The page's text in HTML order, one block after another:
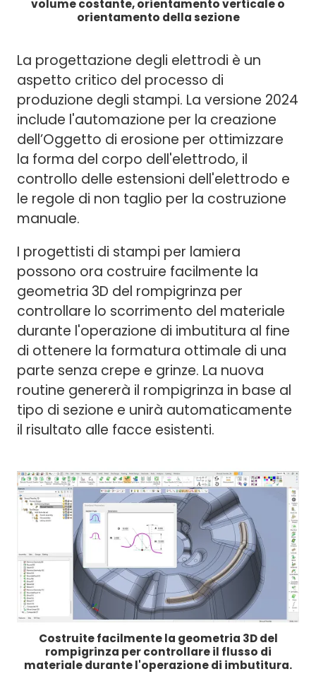
volume costante, orientamento verticale o
orientamento della sezione
La progettazione degli elettrodi è un
aspetto critico del processo di
produzione degli stampi. La versione 2024
include l'automazione per la creazione
dell’Oggetto di erosione per ottimizzare
la forma del corpo dell'elettrodo, il
controllo delle estensioni dell'elettrodo e
le regole di non taglio per la costruzione
manuale.
I progettisti di stampi per lamiera
possono ora costruire facilmente la
geometria 3D del rompigrinza per
controllare lo scorrimento del materiale
durante l'operazione di imbutitura al fine
di ottenere la formatura ottimale di una
parte senza crepe e grinze. La nuova
routine genererà il rompigrinza in base al
tipo di sezione e unirà automaticamente
il risultato alle facce esistenti.
Costruite facilmente la geometria 3D del
rompigrinza per controllare il flusso di
materiale durante l'operazione di imbutitura.